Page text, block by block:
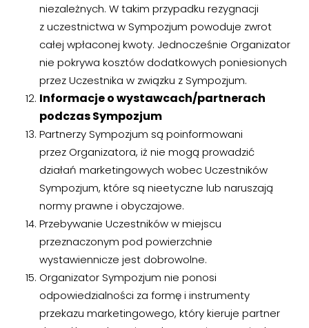
niezależnych. W takim przypadku rezygnacji
z uczestnictwa w Sympozjum powoduje zwrot
całej wpłaconej kwoty. Jednocześnie Organizator
nie pokrywa kosztów dodatkowych poniesionych
przez Uczestnika w związku z Sympozjum.
Informacje o wystawcach/partnerach
podczas Sympozjum
Partnerzy Sympozjum są poinformowani
przez Organizatora, iż nie mogą prowadzić
działań marketingowych wobec Uczestników
Sympozjum, które są nieetyczne lub naruszają
normy prawne i obyczajowe.
Przebywanie Uczestników w miejscu
przeznaczonym pod powierzchnie
wystawiennicze jest dobrowolne.
Organizator Sympozjum nie ponosi
odpowiedzialności za formę i instrumenty
przekazu marketingowego, który kieruje partner